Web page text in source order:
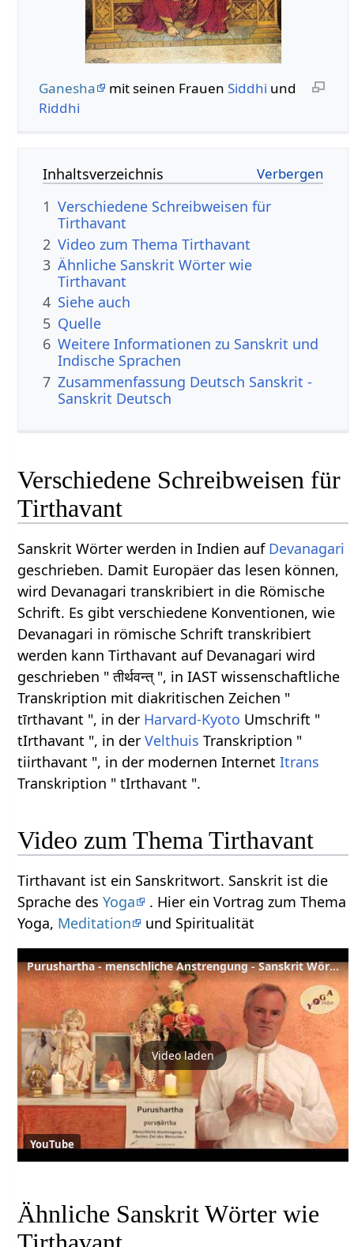
Ganesha mit seinen Frauen Siddhi und
Riddhi
Inhaltsverzeichnis
1 Verschiedene Schreibweisen für
Tirthavant
2 Video zum Thema Tirthavant
3 Ähnliche Sanskrit Wörter wie
Tirthavant
4 Siehe auch
5 Quelle
6 Weitere Informationen zu Sanskrit und
Indische Sprachen
7 Zusammenfassung Deutsch Sanskrit -
Sanskrit Deutsch
Verschiedene Schreibweisen für
Tirthavant
Sanskrit Wörter werden in Indien auf Devanagari
geschrieben. Damit Europäer das lesen können,
wird Devanagari transkribiert in die Römische
Schrift. Es gibt verschiedene Konventionen, wie
Devanagari in römische Schrift transkribiert
werden kann Tirthavant auf Devanagari wird
geschrieben " तीर्थवन्त् ", in IAST wissenschaftliche
Transkription mit diakritischen Zeichen "
tīrthavant ", in der Harvard-Kyoto Umschrift "
tIrthavant ", in derVelthuis Transkription "
tiirthavant ", in der modernen InternetItrans
Transkription " tIrthavant ".
Video zum Thema Tirthavant
Tirthavant ist ein Sanskritwort. Sanskrit ist die
Sprache desYoga
. Hier ein Vortrag zum Thema
Yoga, Meditation und Spiritualität
Purushartha - menschliche Anstrengung - Sanskrit Wörterbuch
Video laden
YouTube
Ähnliche Sanskrit Wörter wie